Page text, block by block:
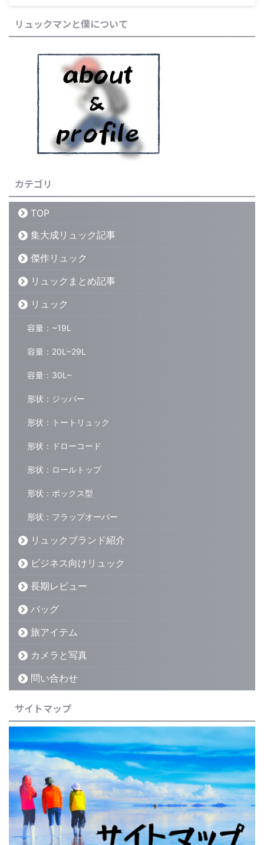
リュックマンと僕について
カテゴリ
TOP
集大成リュック記事
傑作リュック
リュックまとめ記事
リュック
容量：~19L
容量：20L~29L
容量：30L~
形状：ジッパー
形状：トートリュック
形状：ドローコード
形状：ロールトップ
形状：ボックス型
形状：フラップオーバー
リュックブランド紹介
ビジネス向けリュック
長期レビュー
バッグ
旅アイテム
カメラと写真
問い合わせ
サイトマップ